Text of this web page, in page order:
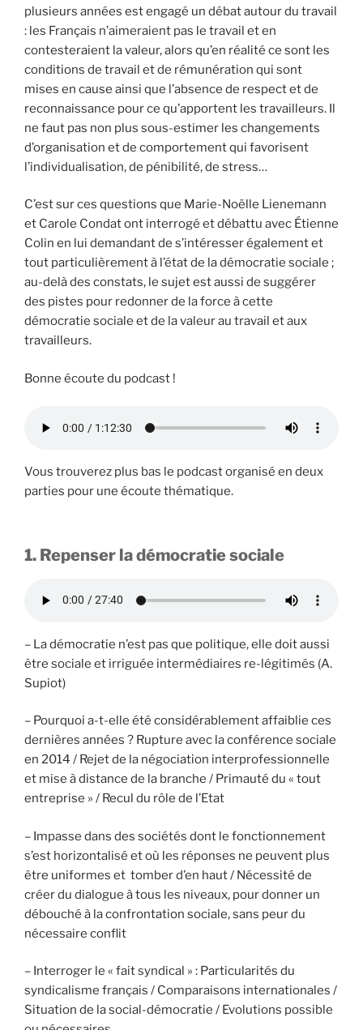
plusieurs années est engagé un débat autour du travail
: les Français n’aimeraient pas le travail et en
contesteraient la valeur, alors qu’en réalité ce sont les
conditions de travail et de rémunération qui sont
mises en cause ainsi que l’absence de respect et de
reconnaissance pour ce qu’apportent les travailleurs. Il
ne faut pas non plus sous-estimer les changements
d’organisation et de comportement qui favorisent
l’individualisation, de pénibilité, de stress…
C’est sur ces questions que Marie-Noëlle Lienemann
et Carole Condat ont interrogé et débattu avec Étienne
Colin en lui demandant de s’intéresser également et
tout particulièrement à l’état de la démocratie sociale ;
au-delà des constats, le sujet est aussi de suggérer
des pistes pour redonner de la force à cette
démocratie sociale et de la valeur au travail et aux
travailleurs.
Bonne écoute du podcast !
Vous trouverez plus bas le podcast organisé en deux
parties pour une écoute thématique.
1. Repenser la démocratie sociale
– La démocratie n’est pas que politique, elle doit aussi
être sociale et irriguée intermédiaires re-légitimés (A.
Supiot)
– Pourquoi a-t-elle été considérablement affaiblie ces
dernières années ? Rupture avec la conférence sociale
en 2014 / Rejet de la négociation interprofessionnelle
et mise à distance de la branche / Primauté du « tout
entreprise » / Recul du rôle de l’Etat
– Impasse dans des sociétés dont le fonctionnement
s’est horizontalisé et où les réponses ne peuvent plus
être uniformes et tomber d’en haut / Nécessité de
créer du dialogue à tous les niveaux, pour donner un
débouché à la confrontation sociale, sans peur du
nécessaire conflit
– Interroger le « fait syndical » : Particularités du
syndicalisme français / Comparaisons internationales /
Situation de la social-démocratie / Evolutions possible